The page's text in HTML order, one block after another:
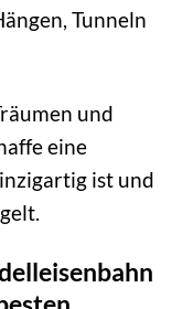
Tunneln
und
eine
ist und